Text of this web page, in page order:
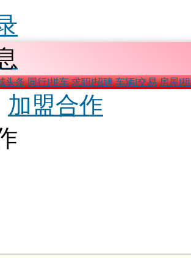
头条 同行l拼车 求职l招聘 车辆l交易 房屋l
加盟合作